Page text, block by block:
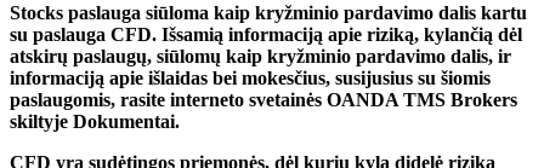
Stocks paslauga siūloma kaip kryžminio pardavimo dalis kartu
su paslauga CFD. Išsamią informaciją apie riziką, kylančią dėl
atskirų paslaugų, siūlomų kaip kryžminio pardavimo dalis, ir
informaciją apie išlaidas bei mokesčius, susijusius su šiomis
paslaugomis, rasite interneto svetainės OANDA TMS Brokers
skiltyje Dokumentai.
CFD yra sudėtingos priemonės, dėl kurių kyla didelė rizika